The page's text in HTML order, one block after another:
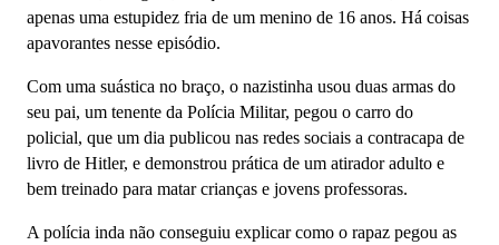
apenas uma estupidez fria de um menino de 16 anos. Há coisas
apavorantes nesse episódio.
Com uma suástica no braço, o nazistinha usou duas armas do
seu pai, um tenente da Polícia Militar, pegou o carro do
policial, que um dia publicou nas redes sociais a contracapa de
livro de Hitler, e demonstrou prática de um atirador adulto e
bem treinado para matar crianças e jovens professoras.
A polícia inda não conseguiu explicar como o rapaz pegou as